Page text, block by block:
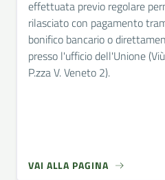
effettuata previo regolare
rilasciato con pagamento
bonifico bancario o
presso l'ufficio dell'Unione
P.zza V. Veneto 2).
VAI ALLA PAGINA